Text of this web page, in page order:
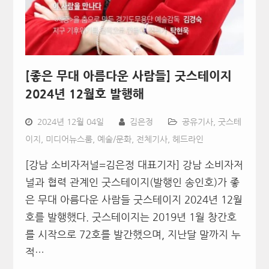
[좋은 무대 아름다운 사람들] 굿스테이지
2024년 12월호 발행해
2024년 12월 04일 김은정 공유기사, 굿스테
이지 미디어뉴스룸, 예술/문화, 전체기사, 헤드라인
[강남 소비자저널=김은정 대표기자] 강남 소비자저
널과 협력 관계인 굿스테이지(발행인 송인호)가 좋
은 무대 아름다운 사람들 굿스테이지 2024년 12월
호를 발행했다. 굿스테이지는 2019년 1월 창간호
를 시작으로 72호를 발간했으며, 지난달 말까지 누
적…